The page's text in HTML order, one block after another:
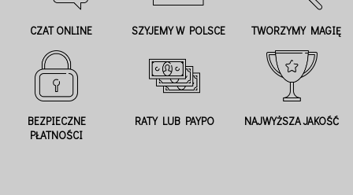
CZAT ONLINE SZYJEMY W POLSCE TWORZYMY MAGIĘ
BEZPIECZNE
PŁATNOŚCI
RATY LUB PAYPO NAJWYŻSZA JAKOŚĆ